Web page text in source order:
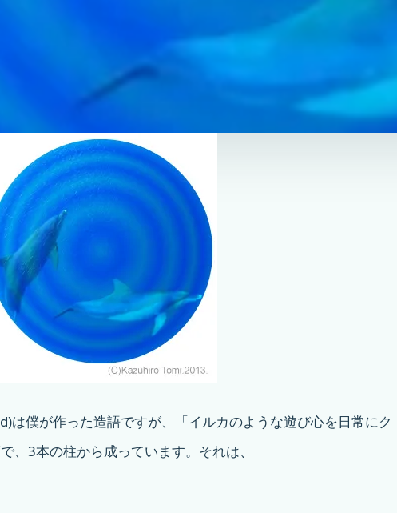
は僕が作った造語ですが、「イルカのような遊び心を日常にク
、3本の柱から成っています。それは、